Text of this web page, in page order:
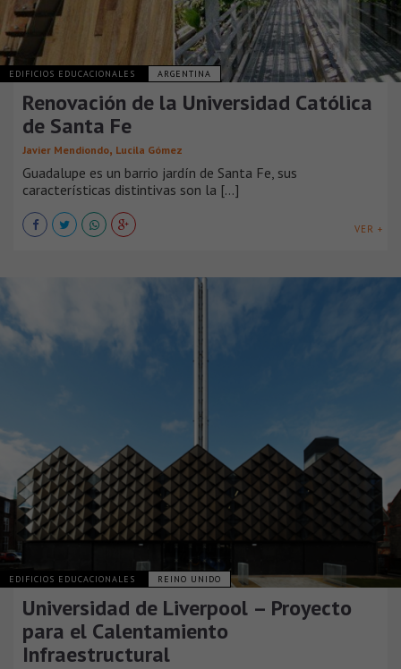
EDIFICIOS EDUCACIONALES ARGENTINA
Renovación de la Universidad Católica
de Santa Fe
Javier Mendiondo, Lucila Gómez
Guadalupe es un barrio jardín de Santa Fe, sus
características distintivas son la [...]
VER +
EDIFICIOS EDUCACIONALES REINO UNIDO
Universidad de Liverpool – Proyecto
para el Calentamiento
Infraestructural